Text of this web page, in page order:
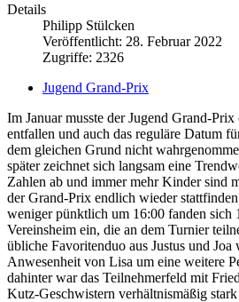
Details
Philipp Stülcken
Veröffentlicht: 28. Februar 2022
Zugriffe: 2326
Jugend Grand-Prix
Im Januar musste der Jugend Grand-
entfallen und auch das reguläre Datum
dem gleichen Grund nicht
später zeichnet sich langsam eine
Zahlen ab und immer mehr Kinder sind
der Grand-Prix endlich wieder
weniger pünktlich um 16:00 fanden sich
Vereinsheim ein, die an dem Turnier
übliche Favoritenduo aus Justus und
Anwesenheit von Lisa um eine weitere
dahinter war das Teilnehmerfeld mit
Kutz-Geschwistern verhältnismäßig stark